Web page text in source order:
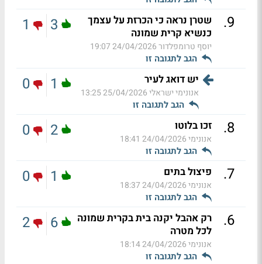
9
.
שטרן נראה כי הכרזת על עצמך
כנשיא קרית שמונה
יוסף טרומפלדור24/04/2026 19:07
הגב לתגובה זו
3
1
יש דואג לעיר
אנונימי ישראלי25/04/2026 13:25
הגב לתגובה זו
1
0
8
. זכו בלוטו
אנונימי24/04/2026 18:41
הגב לתגובה זו
2
0
7
. פיצול בתים
אנונימי24/04/2026 18:37
הגב לתגובה זו
1
0
6
.
רק אהבל יקנה בית בקרית שמונה
לכל מטרה
אנונימי24/04/2026 18:14
הגב לתגובה זו
6
2